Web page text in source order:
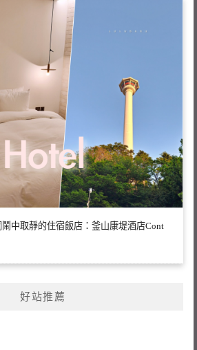
中取靜的住宿飯店：釜山康堤酒店Cont
好站推薦